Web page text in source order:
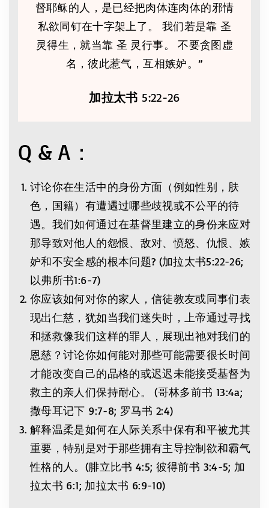
督耶稣的人，是已经把肉体连肉体的邪情
私欲同钉在十字架上了。 我们若是靠 圣
灵得生，就当靠 圣 灵行事。 不要贪图虚
名，彼此惹气，互相嫉妒。”‬‬‬‬‬‬
加拉太书 ‬ 5:22-26
Q & A：
讨论你在生活中的身份方面（例如性别，肤
色，国籍）有遭遇过哪些歧视或不公平的待
遇。我们如何通过在基督里建立的身份来应对
那导致对他人的怨恨、敌对、愤怒、仇恨、嫉
妒和不安全感的根本问题? (加拉太书5:22-26;
以弗所书1:6-7)
你应该如何对你的家人，信徒教友或同事们表
现出仁慈，犹如当我们迷失时，上帝通过寻找
和拯救像我们这样的罪人，展现出祂对我们的
恩慈？讨论你如何能对那些可能需要很长时间
才能改变自己的品格的或迟迟未能接受基督为
救主的亲人们保持耐心。 (哥林多前书 ‬‭13:4a;
撒母耳记下‬‭ 9:7-8; 罗马书‬ ‭2:4)‬‬‬‬‬‬‬‬‬‬‬‬
解释温柔是如何在人际关系中保有和平被尤其
重要，特别是对于那些拥有主导控制欲和霸气
性格的人。(腓立比书‬ ‭4:5; 彼得前书 ‭3:4-5; 加
拉太书‬ ‭6:1; 加拉太书‬ ‭6:9-10)‬‬‬‬‬‬‬‬‬‬‬‬‬‬‬‬